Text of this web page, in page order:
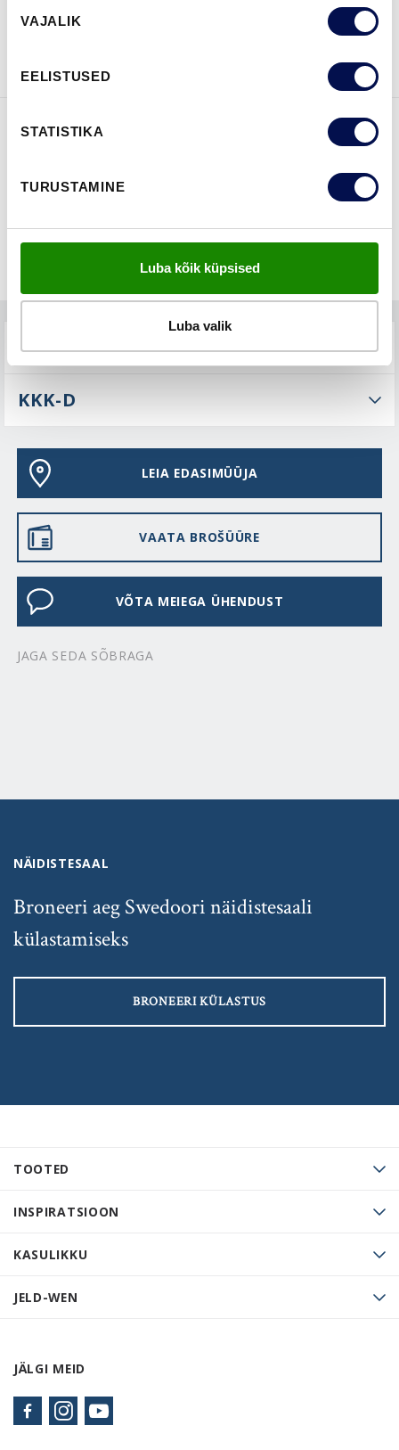
valik
VAJALIK
EELISTUSED
STATISTIKA
TURUSTAMINE
Luba kõik küpsised
Luba valik
VAATA
Võta meiega
TEHNILINE KIRJELDUS
KKK-D
LEIA EDASIMÜÜJA
VAATA BROŠÜÜRE
VÕTA MEIEGA ÜHENDUST
JAGA SEDA SÕBRAGA
TOOTED
INSPIRATSIOON
KASULIKKU
JELD-WEN
JÄLGI MEID
NÄIDISTESAAL
Broneeri aeg Swedoori näidistesaali
külastamiseks
BRONEERI KÜLASTUS